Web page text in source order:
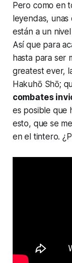
Pero como en
leyendas,
están a un
Así que para
hasta para ser
greatest ever,
Hakuhō Shō;
combates
es posible que
esto, que se
en el tintero.